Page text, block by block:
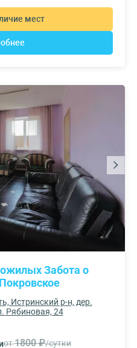
мест
Забота о
Истринский р-н, дер.
Рябиновая, 24
от1800 ₽/сутки